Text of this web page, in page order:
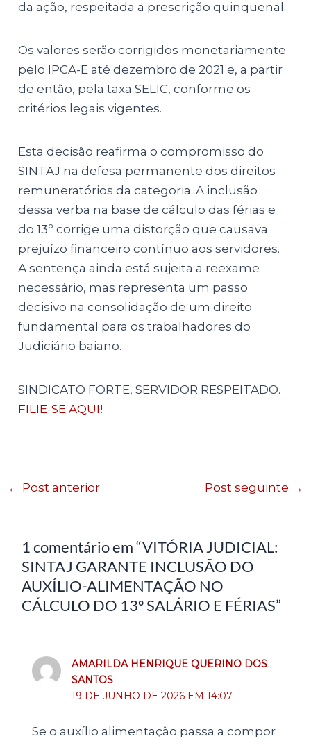
da ação, respeitada a prescrição quinquenal.
Os valores serão corrigidos monetariamente
pelo IPCA-E até dezembro de 2021 e, a partir
de então, pela taxa SELIC, conforme os
critérios legais vigentes.
Esta decisão reafirma o compromisso do
SINTAJ na defesa permanente dos direitos
remuneratórios da categoria. A inclusão
dessa verba na base de cálculo das férias e
do 13º corrige uma distorção que causava
prejuízo financeiro contínuo aos servidores.
A sentença ainda está sujeita a reexame
necessário, mas representa um passo
decisivo na consolidação de um direito
fundamental para os trabalhadores do
Judiciário baiano.
SINDICATO FORTE, SERVIDOR RESPEITADO.
FILIE-SE AQUI!
← Post anterior Post seguinte →
1 comentário em “VITÓRIA JUDICIAL:
SINTAJ GARANTE INCLUSÃO DO
AUXÍLIO-ALIMENTAÇÃO NO
CÁLCULO DO 13º SALÁRIO E FÉRIAS”
AMARILDA HENRIQUE QUERINO DOS
SANTOS
19 DE JUNHO DE 2026 EM 14:07
Se o auxílio alimentação passa a compor